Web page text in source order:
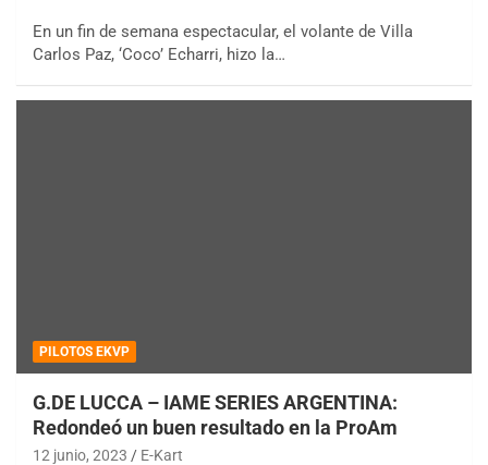
En un fin de semana espectacular, el volante de Villa
Carlos Paz, ‘Coco’ Echarri, hizo la…
PILOTOS EKVP
G.DE LUCCA – IAME SERIES ARGENTINA:
Redondeó un buen resultado en la ProAm
12 junio, 2023 E-Kart